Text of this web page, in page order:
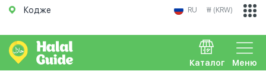
Кодже RU ₩ (KRW)
Меню
Каталог